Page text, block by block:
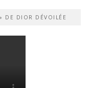
DE DIOR DÉVOILÉE